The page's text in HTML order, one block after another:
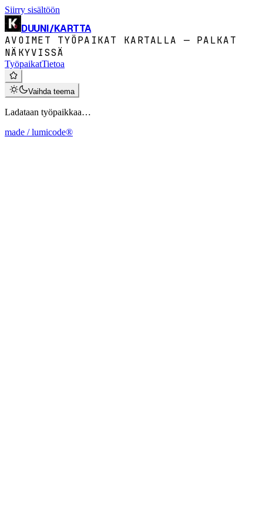
Siirry sisältöön
DUUNI/KARTTA
AVOIMET TYÖPAIKAT KARTALLA — PALKAT
NÄKYVISSÄ
TyöpaikatTietoa
Vaihda teema
Ladataan työpaikkaa…
made / lumicode®